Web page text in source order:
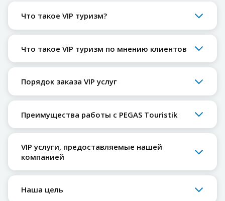
Что такое VIP туризм?
Что такое VIP туризм по мнению клиентов
Порядок заказа VIP услуг
Преимущества работы с PEGAS Touristik
VIP услуги, предоставляемые нашей
компанией
Наша цель